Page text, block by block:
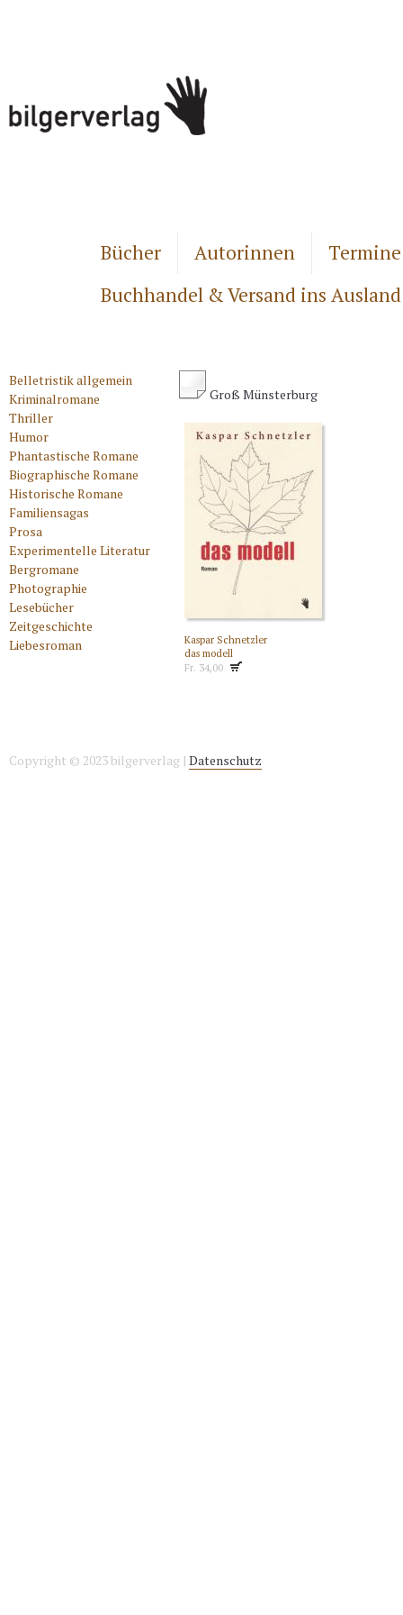
Bücher Autorinnen
Termine
Buchhandel & Versand ins Ausland
Belletristik allgemein
Kriminalromane
Thriller
Humor
Phantastische Romane
Biographische Romane
Historische Romane
Familiensagas
Prosa
Experimentelle Literatur
Bergromane
Photographie
Lesebücher
Zeitgeschichte
Liebesroman
Groß Münsterburg
Kaspar Schnetzler
das modell
Fr. 34,00
Copyright © 2023 bilgerverlag | Datenschutz